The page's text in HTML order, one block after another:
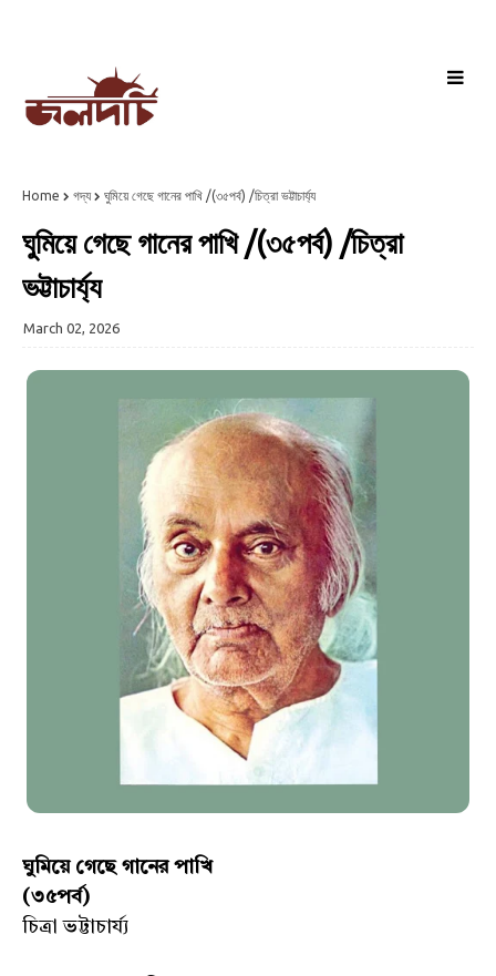
Home গদ্য ঘুমিয়ে গেছে গানের পাখি /(৩৫পর্ব) /চিত্রা ভট্টাচার্য্য
ঘুমিয়ে গেছে গানের পাখি /(৩৫পর্ব) /চিত্রা
ভট্টাচার্য্য
March 02, 2026
ঘুমিয়ে গেছে গানের পাখি
(৩৫পর্ব)
চিত্রা ভট্টাচার্য্য